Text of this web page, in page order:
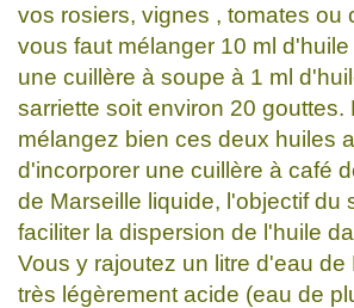
vos rosiers, vignes , tomates ou
vous faut mélanger 10 ml
une cuillère à soupe à 1 ml
sarriette soit environ 20 gouttes.
mélangez bien ces deux huiles
d'incorporer une cuillère à café
de Marseille liquide, l'objectif du
faciliter la dispersion de l'huile
Vous y rajoutez un litre d'eau de
très légèrement acide (eau de